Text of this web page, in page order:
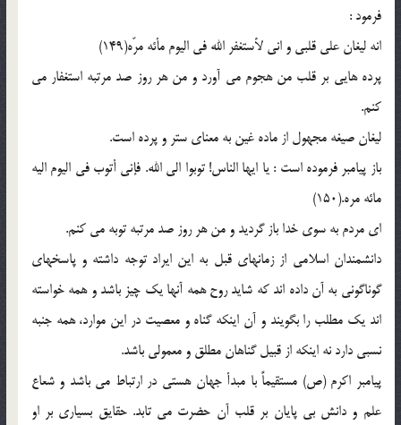
فرمود :
انه ليغان علي قلبي و اني لأستغفر الله في اليوم مأئه مرّه(149)
پرده هايي بر قلب من هجوم مي آورد و من هر روز صد مرتبه استغفار مي
كنم.
ليغان صيغه مجهول از ماده غين به معناي ستر و پرده است.
باز پيامبر فرموده است : يا ايها الناس! توبوا الي الله. فإني أتوب في اليوم اليه
مائه مره.(150)
اي مردم به سوي خدا باز گرديد و من هر روز صد مرتبه توبه مي كنم.
دانشمندان اسلامي از زمانهاي قبل به اين ايراد توجه داشته و پاسخهاي
گوناگوني به آن داده اند كه شايد روح همه آنها يك چيز باشد و همه خواسته
اند يك مطلب را بگويند و آن اينكه گناه و معصيت در اين موارد، همه جنبه
نسبي دارد نه اينكه از قبيل گناهان مطلق و معمولي باشد.
پيامبر اكرم (ص) مستقيماً با مبدأ جهان هستي در ارتباط مي باشد و شعاع
علم و دانش بي پايان بر قلب آن حضرت مي تابد. حقايق بسياري بر او